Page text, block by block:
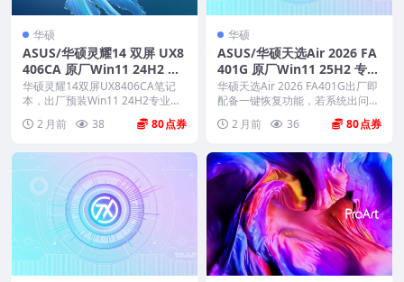
华硕
ASUS/华硕灵耀14 双屏 UX8
406CA 原厂Win11 24H2 专
业版系统 工厂文件 带ASUS
Recovery恢复
华硕灵耀14双屏UX8406CA笔记
本，出厂预装Win11 24H2专业版
2 月前 38 80
华硕
ASUS/华硕天选Air 2026 FA
401G 原厂Win11 25H2 专业
版系统 工厂文件 带ASUS Re
covery恢复
华硕天选Air 2026 FA401G出厂即
配备一键恢复功能，若系统出问题
2 月前 36 80